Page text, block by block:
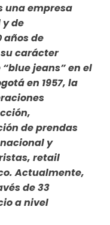
una empresa
de
años de
carácter
jeans” en el
en 1957, la
de prendas
y
retail
Actualmente,
de 33
a nivel